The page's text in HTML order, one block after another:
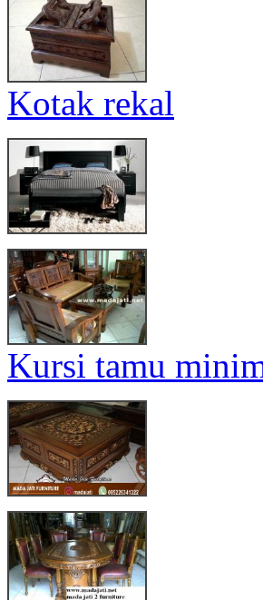
Kotak rekal
Kursi tamu